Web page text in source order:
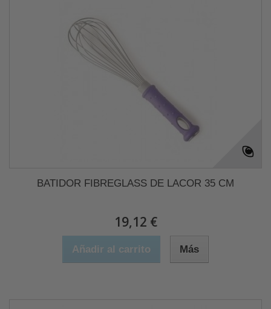
BATIDOR FIBREGLASS DE LACOR 35 CM
19,12 €
Añadir al carrito Más